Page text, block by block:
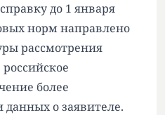
до 1 января
норм направлено
рассмотрения
более
о заявителе.